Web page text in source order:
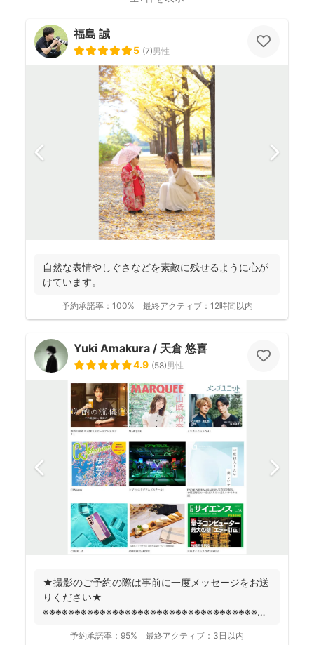
福島 誠
5 (7)男性
自然な表情やしぐさなどを素敵に残せるように心が
けています。
予約承諾率： 100% 最終アクティブ： 12時間以内
Yuki Amakura / 天倉 悠喜
4.9 (58)男性
★撮影のご予約の際は事前に一度メッセージをお送
りください★
※※※※※※※※※※※※※※※※※※※※※※※※※※※※※※※※※※※※
予約承諾率： 95% 最終アクティブ： 3日以内